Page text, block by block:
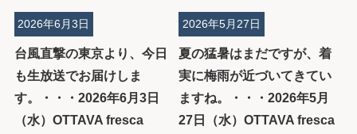
台風直撃の東京より、今日
も生放送でお届けしま
す。・・・2026年6月3日
（水）OTTAVA fresca
2026年6月3日
夏の猛暑はまだですが、着
実に梅雨が近づいてきてい
ますね。・・・2026年5月
27日（水）OTTAVA fresca
2026年5月27日